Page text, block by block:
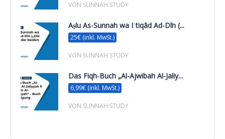
VON SUNNAH STUDY
Aṣlu As-Sunnah wa Iʿtiqād Ad-Dīn (...
25€ (inkl. MwSt.)
VON SUNNAH STUDY
Das Fiqh-Buch „Al-Ajwibah Al-Jaliy...
6,99€ (inkl. MwSt.)
VON SUNNAH STUDY